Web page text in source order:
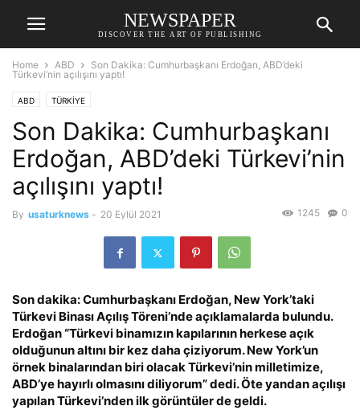
NEWSPAPER
DISCOVER THE ART OF PUBLISHING
Home ABD
Son Dakika: Cumhurbaşkanı Erdoğan, ABD’deki
Türkevi’nin açılışını yaptı!
ABD TÜRKİYE
Son Dakika: Cumhurbaşkanı
Erdoğan, ABD’deki Türkevi’nin
açılışını yaptı!
By usaturknews - 20 Eylül 2021 0
1245
Son dakika: Cumhurbaşkanı Erdoğan, New York’taki
Türkevi Binası Açılış Töreni’nde açıklamalarda bulundu.
Erdoğan “Türkevi binamızın kapılarının herkese açık
olduğunun altını bir kez daha çiziyorum. New York’un
örnek binalarından biri olacak Türkevi’nin milletimize,
ABD’ye hayırlı olmasını diliyorum” dedi. Öte yandan açılışı
yapılan Türkevi’nden ilk görüntüler de geldi.